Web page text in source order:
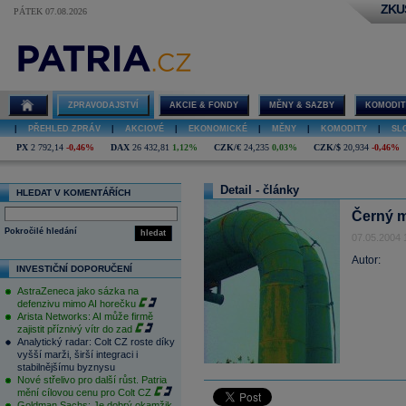
PÁTEK 07.08.2026
ZPRAVODAJSTVÍ AKCIE & FONDY MĚNY & SAZBY
PŘEHLED ZPRÁV AKCIOVÉ EKONOMICKÉ MĚNY KOMODITY
PX 2 792,14 -0,46% DAX 26 432,81 1,12% CZK/€ 24,235 0,03% CZK/$ 20,934 -0,46%
HLEDAT V KOMENTÁŘÍCH
hledat
Pokročilé hledání
INVESTIČNÍ DOPORUČENÍ
AstraZeneca jako sázka na
defenzivu mimo AI horečku
Arista Networks: AI může firmě
zajistit příznivý vítr do zad
Analytický radar: Colt CZ roste díky
vyšší marži, širší integraci i
stabilnějšímu byznysu
Nové střelivo pro další růst. Patria
mění cílovou cenu pro Colt CZ
Detail - články
Černý
07.05.2004
Autor: